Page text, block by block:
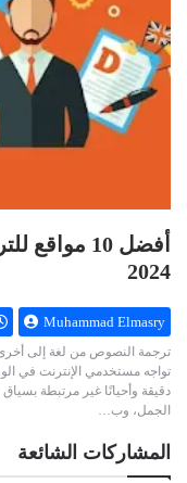
أفضل 10
2024
Muhammad Elmasry
ترجمة النصوص من لغة إلى
تواجه مستخدمي الإنترنت في
دقيقة وأحيانًا غير مرتبطة
الجمل، وب…
المشاركات الشائعة